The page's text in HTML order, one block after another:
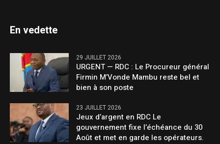
En vedette
29 JUILLET 2026
URGENT — RDC : Le Procureur général
Firmin M’Vonde Mambu reste bel et
bien à son poste
23 JUILLET 2026
Jeux d’argent en RDC Le
gouvernement fixe l’échéance du 30
Août et met en garde les opérateurs.